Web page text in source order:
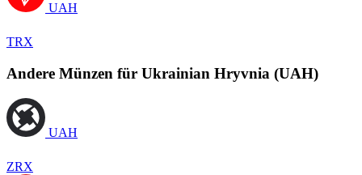
UAH
TRX
Andere Münzen für Ukrainian Hryvnia (UAH)
UAH
ZRX